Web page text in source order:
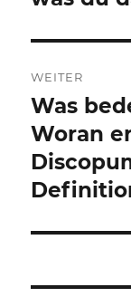
WEITER
Nächster
Beitrag:
Was
Woran